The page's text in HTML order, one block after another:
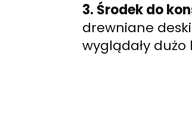
3. Środek do
drewniane
wyglądały dużo